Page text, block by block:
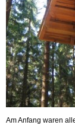
Am Anfang waren